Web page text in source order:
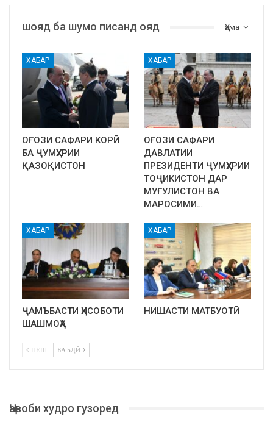
Ҳама
шояд ба шумо писанд ояд
ХАБАР
ОҒОЗИ САФАРИ КОРӢ
БА ҶУМҲУРИИ
ҚАЗОҚИСТОН
ХАБАР
ОҒОЗИ САФАРИ
ДАВЛАТИИ
ПРЕЗИДЕНТИ ҶУМҲУРИИ
ТОҶИКИСТОН ДАР
МУҒУЛИСТОН ВА
МАРОСИМИ…
ХАБАР
ҶАМЪБАСТИ ҲИСОБОТИ
ШАШМОҲА
ХАБАР
НИШАСТИ МАТБУОТӢ
ПЕШ БАЪДӢ
Ҷавоби худро гузоред